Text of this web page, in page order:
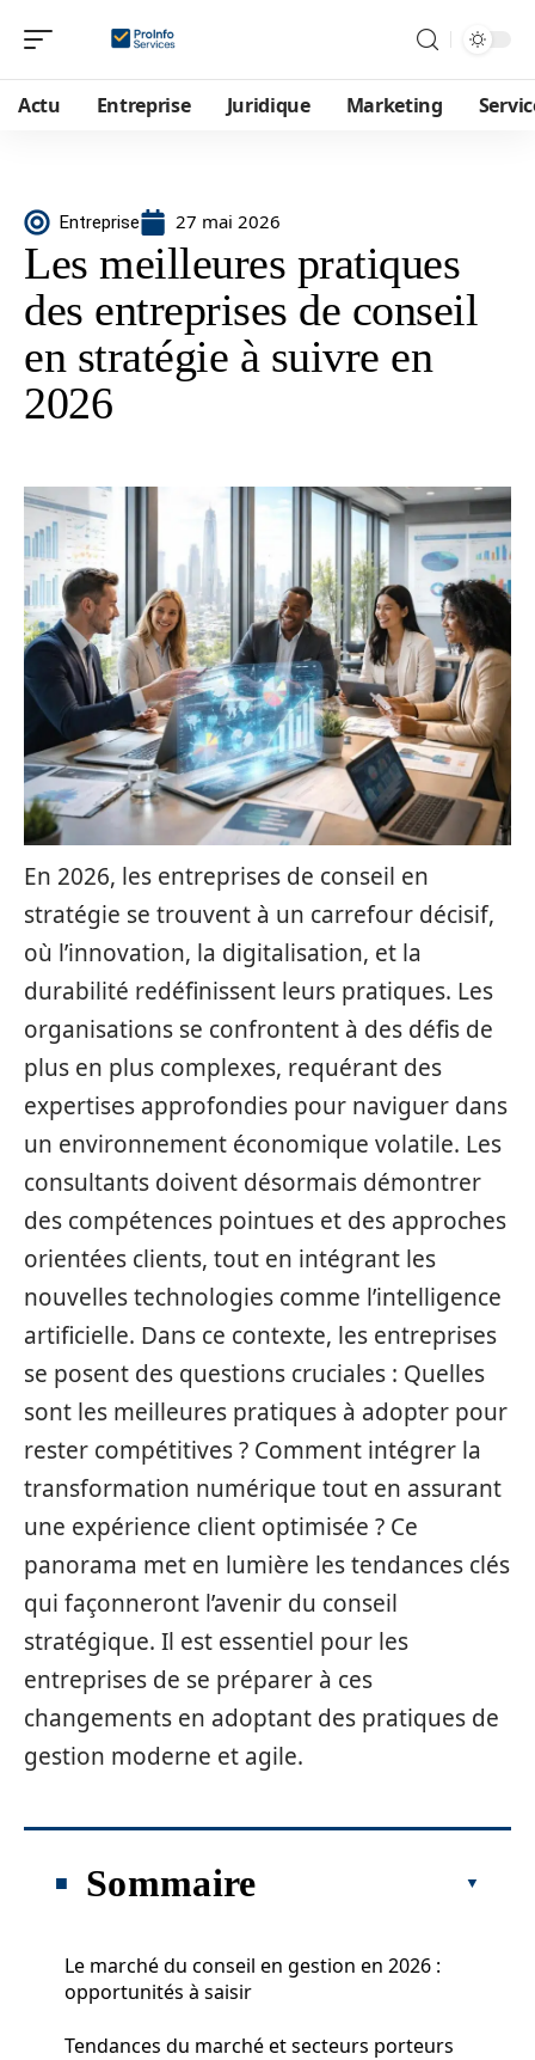
Actu Entreprise Juridique Marketing
Entreprise 27 mai 2026
Les meilleures pratiques
des entreprises de conseil
en stratégie à suivre en
2026
En 2026, les entreprises de conseil en
stratégie se trouvent à un carrefour décisif,
où l’innovation, la digitalisation, et la
durabilité redéfinissent leurs pratiques. Les
organisations se confrontent à des défis de
plus en plus complexes, requérant des
expertises approfondies pour naviguer dans
un environnement économique volatile. Les
consultants doivent désormais démontrer
des compétences pointues et des approches
orientées clients, tout en intégrant les
nouvelles technologies comme l’intelligence
artificielle. Dans ce contexte, les entreprises
se posent des questions cruciales : Quelles
sont les meilleures pratiques à adopter pour
rester compétitives ? Comment intégrer la
transformation numérique tout en assurant
une expérience client optimisée ? Ce
panorama met en lumière les tendances clés
qui façonneront l’avenir du conseil
stratégique. Il est essentiel pour les
entreprises de se préparer à ces
changements en adoptant des pratiques de
gestion moderne et agile.
Sommaire
Le marché du conseil en gestion en 2026 :
opportunités à saisir
Tendances du marché et secteurs porteurs